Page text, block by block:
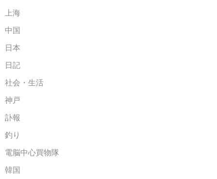
上海
中国
日本
日記
社会・生活
神戸
訃報
釣り
電脳中心買物隊
韓国